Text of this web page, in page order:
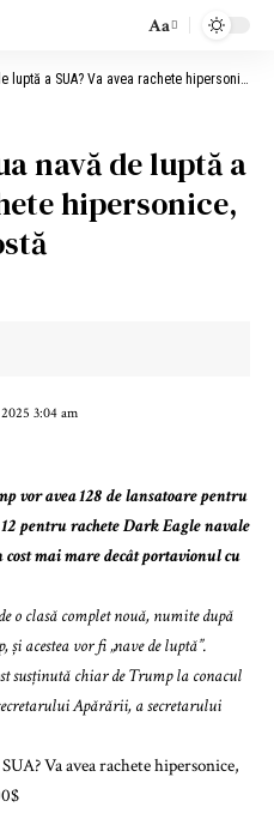
Font
Resizer
Aa
avea rachete hipersonice, dar și lasere și costă 15.000.000.000$
navă de luptă a
hipersonice,
3:04 am
vor avea 128 de lansatoare pentru
pentru rachete Dark Eagle navale
mai mare decât portavionul cu
o clasă complet nouă, numite după
acestea vor fi „nave de luptă”.
susținută chiar de Trump la conacul
Apărării, a secretarului
Va avea rachete hipersonice,